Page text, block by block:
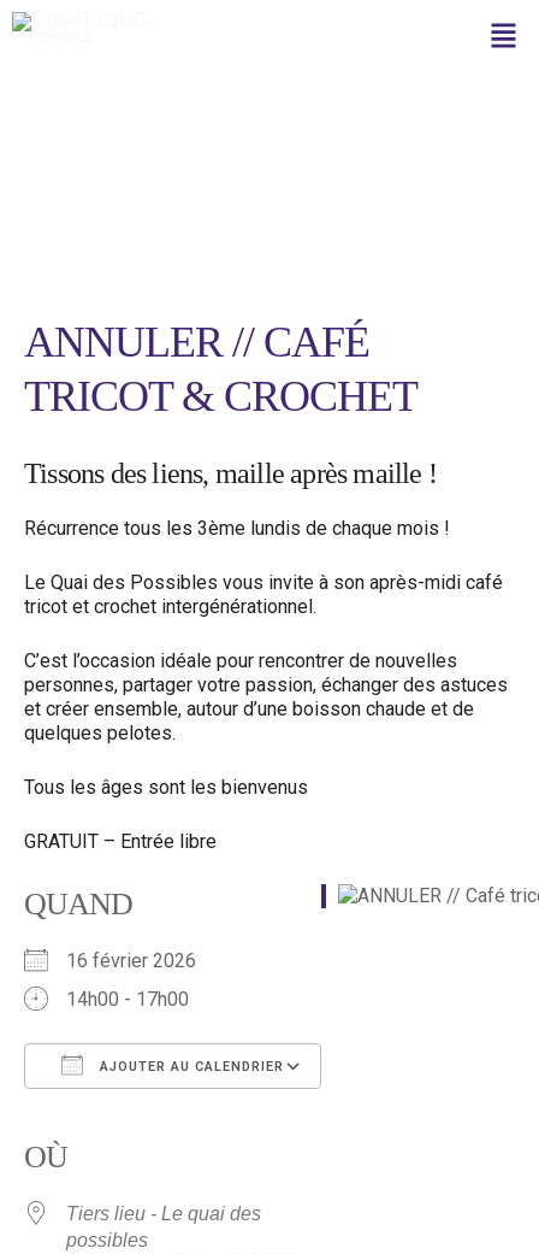
Aller
au
ANNULER // CAFÉ
TRICOT & CROCHET
Tissons des liens, maille après maille !
Récurrence tous les 3ème lundis de chaque mois !
Le Quai des Possibles vous invite à son après-midi café
tricot et crochet intergénérationnel.
C’est l’occasion idéale pour rencontrer de nouvelles
personnes, partager votre passion, échanger des astuces
et créer ensemble, autour d’une boisson chaude et de
quelques pelotes.
Tous les âges sont les bienvenus
GRATUIT – Entrée libre
QUAND
16 février 2026
14h00 - 17h00
AJOUTER AU CALENDRIER
OÙ
Tiers lieu - Le quai des
possibles